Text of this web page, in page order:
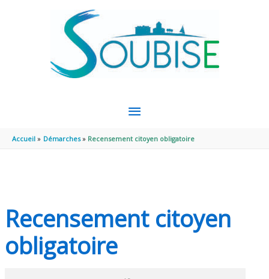
MENU
PRINCIPAL
Accueil Démarches Recensement citoyen obligatoire
Recensement citoyen
obligatoire